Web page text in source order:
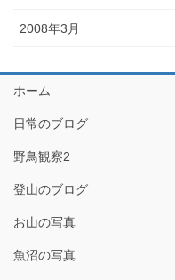
2008年3月
ホーム
日常のブログ
野鳥観察2
登山のブログ
お山の写真
魚沼の写真